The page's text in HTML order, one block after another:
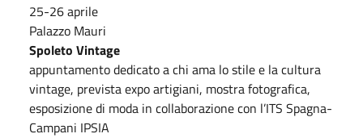
25-26 aprile
Palazzo Mauri
Spoleto Vintage
appuntamento dedicato a chi ama lo stile e la cultura
vintage, prevista expo artigiani, mostra fotografica,
esposizione di moda in collaborazione con l’ITS Spagna-
Campani IPSIA